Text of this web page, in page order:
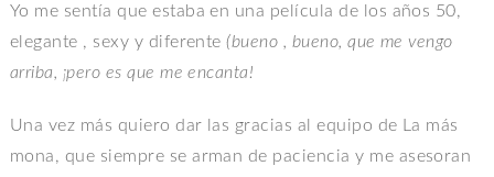
Yo me sentía que estaba en una película de los años 50,
elegante , sexy y diferente(bueno , bueno, que me vengo
arriba, ¡pero es que me encanta!
Una vez más quiero dar las gracias al equipo de La más
mona, que siempre se arman de paciencia y me asesoran